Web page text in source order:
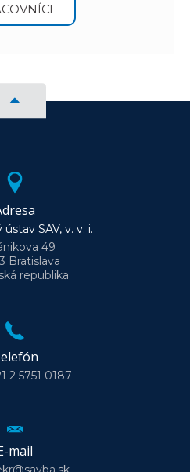
SAV, v. v. i.
49
Bratislava
republika
2 5751 0187
mail